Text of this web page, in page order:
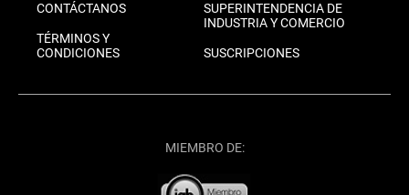
CONTÁCTANOS
TÉRMINOS Y
CONDICIONES
SUPERINTENDENCIA DE
INDUSTRIA Y COMERCIO
SUSCRIPCIONES
MIEMBRO DE: